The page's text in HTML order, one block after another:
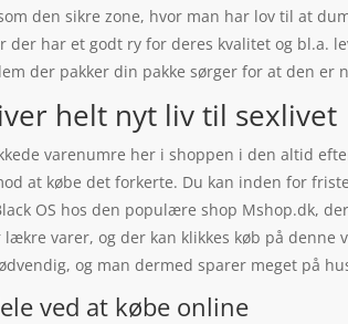
den sikre zone, hvor man har lov til at
har et godt ry for deres kvalitet og bl.a.
der pakker din pakke sørger for at den
helt nyt liv til sexlivet
varenumre her i shoppen i den altid
at købe det forkerte. Du kan inden for
OS hos den populære shop Mshop.dk,
varer, og der kan klikkes køb på
og man dermed sparer meget på
ved at købe online